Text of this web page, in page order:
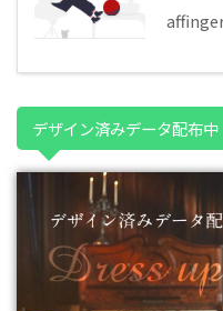
デザイン済みデータ配布中